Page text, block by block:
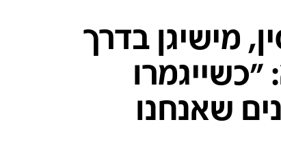
מישיגן בדרך
"כשייגמרו
שאנחנו